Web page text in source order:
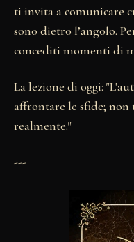
ti invita a comunicare
sono dietro l’angolo.
concediti momenti di
La lezione di oggi:
affrontare le sfide; non
realmente."
---